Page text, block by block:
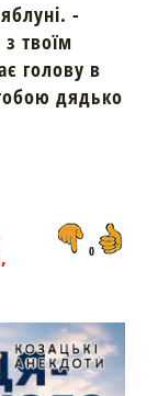
-
твоїм
голову в
дядько
0